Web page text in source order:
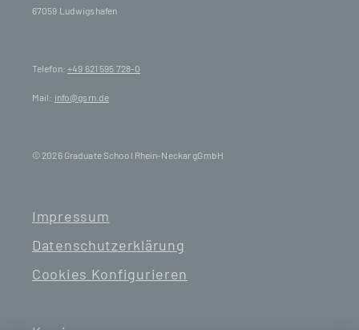
67059 Ludwigshafen
Telefon:+49 621 595 728-0
Mail: info@gsrn.de
© 2026 Graduate School Rhein-Neckar gGmbH
Impressum
Datenschutzerklärung
Cookies Konfigurieren